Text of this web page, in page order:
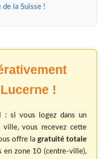
la Suisse !
!
: si vous logez dans un
ville, vous recevez cette
offre lagratuité totale
en zone 10 (centre-ville),